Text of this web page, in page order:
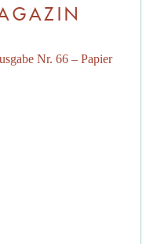
Nr. 66 – Papier